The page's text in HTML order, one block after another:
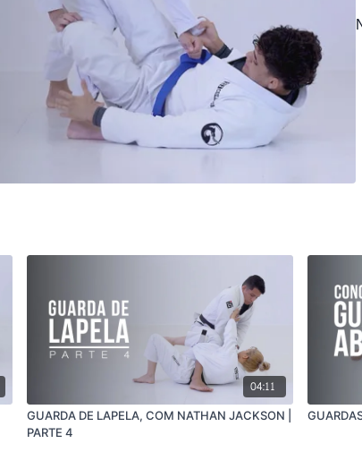
04:11
GUARDA DE LAPELA, COM NATHAN JACKSON |
PARTE 4